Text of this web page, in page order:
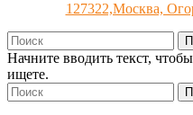
127322,Москва,
Начните вводить текст,
ищете.